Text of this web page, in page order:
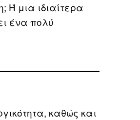
Ή μια ιδιαίτερα
ένα πολύ
καθώς και